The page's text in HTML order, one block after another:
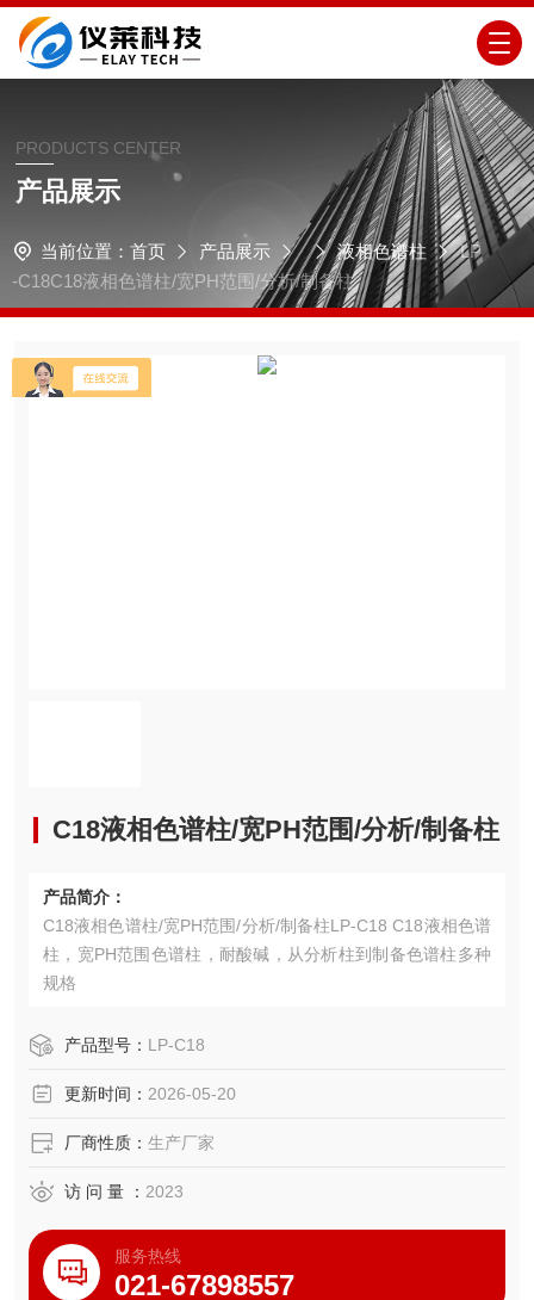
PRODUCTS CENTER
产品展示
当前位置： 首页 产品展示 液相色谱柱
LP
-C18C18液相色谱柱/宽PH范围/分析/制备柱
C18液相色谱柱/宽PH范围/分析/制备柱
产品简介：
C18液相色谱柱/宽PH范围/分析/制备柱LP-C18 C18液相色谱
柱，宽PH范围色谱柱，耐酸碱，从分析柱到制备色谱柱多种
规格
产品型号： LP-C18
更新时间： 2026-05-20
厂商性质： 生产厂家
访 问 量 ： 2023
服务热线
021-67898557